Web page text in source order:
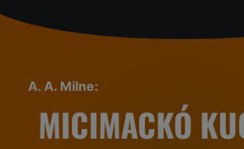
A. A. Milne:
MICIMACKÓ